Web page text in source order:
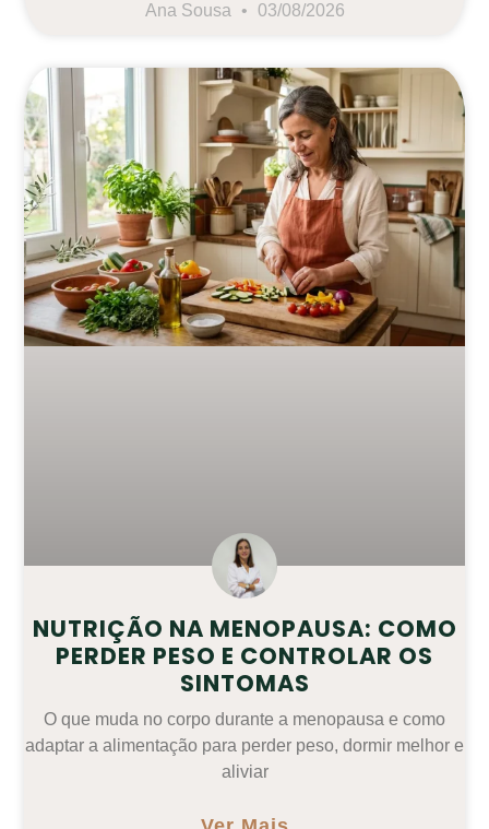
Ana Sousa 03/08/2026
NUTRIÇÃO NA MENOPAUSA: COMO
PERDER PESO E CONTROLAR OS
SINTOMAS
O que muda no corpo durante a menopausa e como
adaptar a alimentação para perder peso, dormir melhor e
aliviar